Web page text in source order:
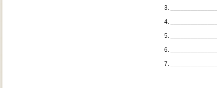
3.
4.
5.
6.
7.